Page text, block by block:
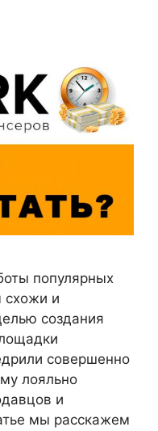
популярных
схожи и
создания
совершенно
лояльно
и
мы расскажем